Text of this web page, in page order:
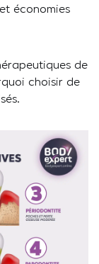
économies
de
choisir de